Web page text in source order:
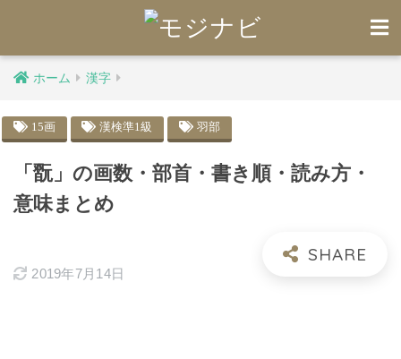
ホーム 漢字
15画 漢検準1級 羽部
「翫」の画数・部首・書き順・読み方・
意味まとめ
2019年7月14日